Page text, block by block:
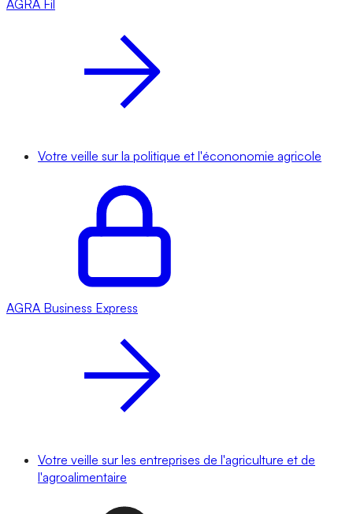
AGRA Fil
Votre veille sur la politique et l'écononomie agricole
AGRA Business Express
Votre veille sur les entreprises de l'agriculture et de
l'agroalimentaire